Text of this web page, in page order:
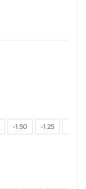
-1.50 -1.25